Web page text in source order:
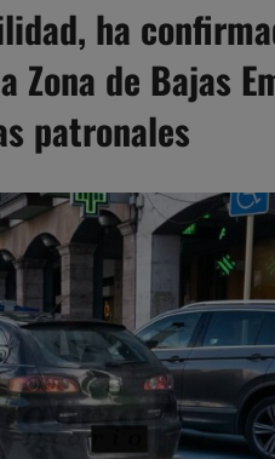
ha
de Bajas
patronales